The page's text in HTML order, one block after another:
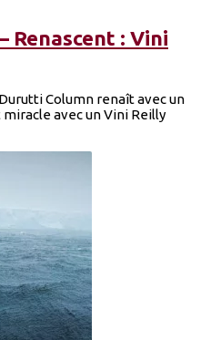
Renascent : Vini
Column renaît avec un
avec un Vini Reilly